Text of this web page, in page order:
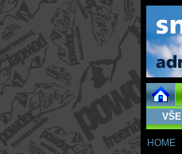
VŠE
HOME